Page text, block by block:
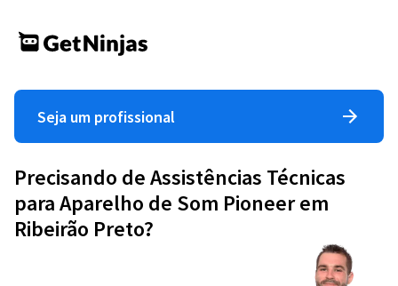
Seja um profissional
Precisando de Assistências Técnicas
para Aparelho de Som Pioneer em
Ribeirão Preto?